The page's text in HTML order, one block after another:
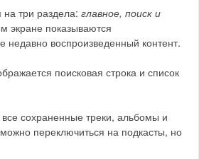
на три раздела:главное, поиск и
экране показываются
недавно воспроизведенный контент.
поисковая строка и список
сохраненные треки, альбомы и
переключиться на подкасты, но